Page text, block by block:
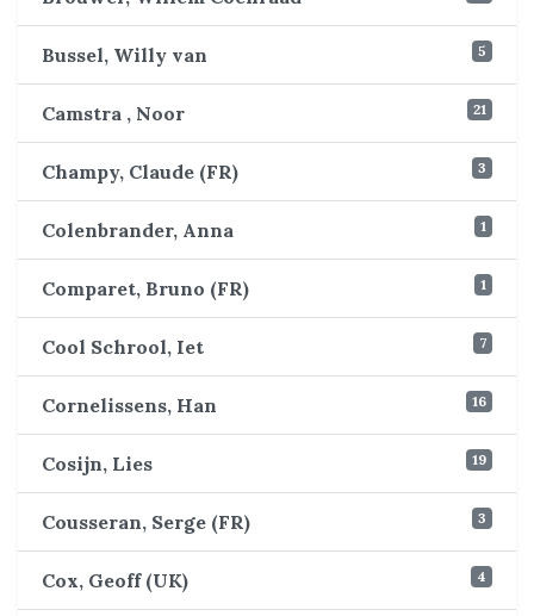
Bussel, Willy van 5
Camstra , Noor 21
Champy, Claude (FR) 3
Colenbrander, Anna 1
Comparet, Bruno (FR) 1
Cool Schrool, Iet 7
Cornelissens, Han 16
Cosijn, Lies 19
Cousseran, Serge (FR) 3
Cox, Geoff (UK) 4